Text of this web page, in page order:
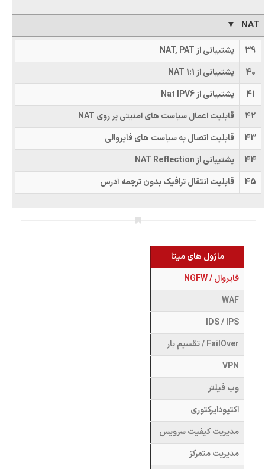
NAT
39
پشتیبانی از NAT, PAT
40
پشتیبانی از NAT 1:1
41
پشتیبانی از Nat IPV6
42
قابلیت اعمال سیاست های امنیتی بر روی NAT
43
قابلیت اتصال به سیاست های فایروالی
44
پشتیبانی از NAT Reflection
45
قابلیت انتقال ترافیک بدون ترجمه آدرس
ماژول های میتا
فایروال / NGFW
WAF
IDS / IPS
FailOver / تقسیم بار
VPN
وب فیلتر
اکتیودایرکتوری
مدیریت کیفیت سرویس
مدیریت متمرکز